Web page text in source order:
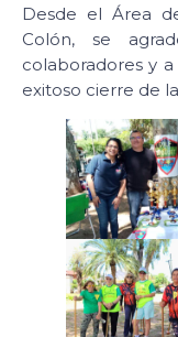
Desde el Área
Colón, se
colaboradores y
exitoso cierre de